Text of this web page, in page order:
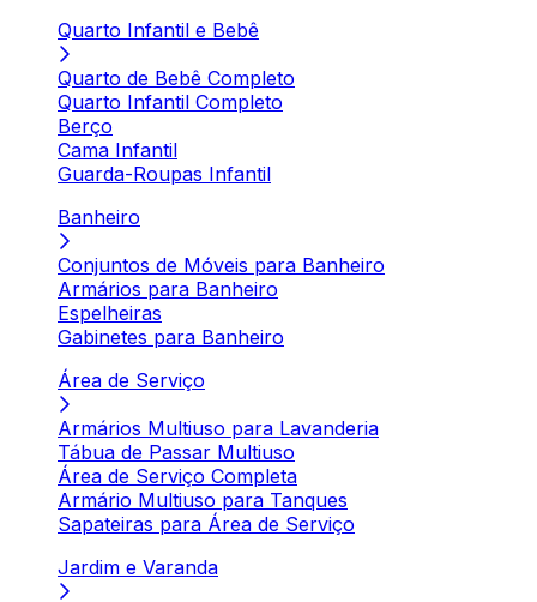
Quarto Infantil e Bebê
Quarto de Bebê Completo
Quarto Infantil Completo
Berço
Cama Infantil
Guarda-Roupas Infantil
Banheiro
Conjuntos de Móveis para Banheiro
Armários para Banheiro
Espelheiras
Gabinetes para Banheiro
Área de Serviço
Armários Multiuso para Lavanderia
Tábua de Passar Multiuso
Área de Serviço Completa
Armário Multiuso para Tanques
Sapateiras para Área de Serviço
Jardim e Varanda